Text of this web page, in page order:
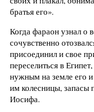
братья его».
Когда фараон узнал о
сочувственно
присоединил и свое
переселиться в
нужным на земле его и
им колесницы, запасы
Иосифа.